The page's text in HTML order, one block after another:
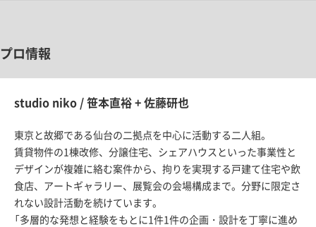
プロ情報
studio niko / 笹本直裕 + 佐藤研也
東京と故郷である仙台の二拠点を中心に活動する二人組。
賃貸物件の1棟改修、分譲住宅、シェアハウスといった事業性と
デザインが複雑に絡む案件から、拘りを実現する戸建て住宅や飲
食店、アートギャラリー、展覧会の会場構成まで。分野に限定さ
れない設計活動を続けています。
「多層的な発想と経験をもとに1件1件の企画・設計を丁寧に進め